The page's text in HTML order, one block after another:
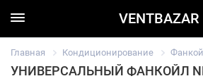
VENTBAZAR
Главная Кондиционирование
УНИВЕРСАЛЬНЫЙ ФАНКОЙЛ